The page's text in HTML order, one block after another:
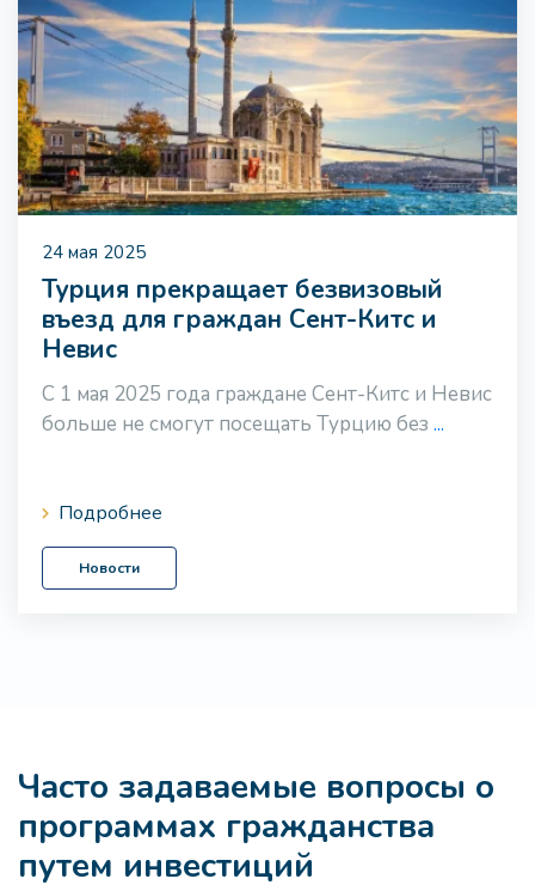
24 мая 2025
Турция прекращает безвизовый
въезд для граждан Сент-Китс и
Невис
С 1 мая 2025 года граждане Сент-Китс и Невис
больше не смогут посещать Турцию без ...
Подробнее
Новости
Часто задаваемые вопросы о
программах гражданства
путем инвестиций